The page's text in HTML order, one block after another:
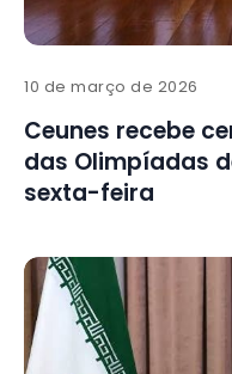
10 de março de 2026
Ceunes recebe
das Olimpíadas
sexta-feira